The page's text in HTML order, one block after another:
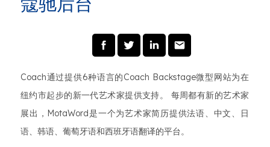
Coach通过提供6种语言的Coach Backstage微型网站为在
纽约市起步的新一代艺术家提供支持。 每周都有新的艺术家
展出，MotaWord是一个为艺术家简历提供法语、中文、日
语、韩语、葡萄牙语和西班牙语翻译的平台。